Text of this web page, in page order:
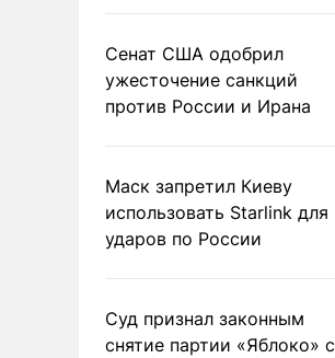
Сенат США одобрил
ужесточение санкций
против России и Ирана
Маск запретил Киеву
использовать Starlink для
ударов по России
Суд признал законным
снятие партии «Яблоко» с